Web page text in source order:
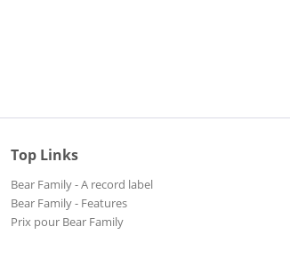
Top Links
Bear Family - A record label
Bear Family - Features
Prix pour Bear Family